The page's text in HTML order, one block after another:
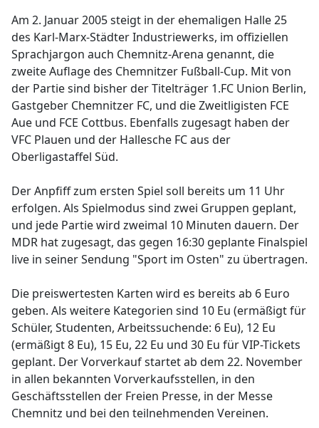
Am 2. Januar 2005 steigt in der ehemaligen Halle 25
des Karl-Marx-Städter Industriewerks, im offiziellen
Sprachjargon auch Chemnitz-Arena genannt, die
zweite Auflage des Chemnitzer Fußball-Cup. Mit von
der Partie sind bisher der Titelträger 1.FC Union Berlin,
Gastgeber Chemnitzer FC, und die Zweitligisten FCE
Aue und FCE Cottbus. Ebenfalls zugesagt haben der
VFC Plauen und der Hallesche FC aus der
Oberligastaffel Süd.
Der Anpfiff zum ersten Spiel soll bereits um 11 Uhr
erfolgen. Als Spielmodus sind zwei Gruppen geplant,
und jede Partie wird zweimal 10 Minuten dauern. Der
MDR hat zugesagt, das gegen 16:30 geplante Finalspiel
live in seiner Sendung "Sport im Osten" zu übertragen.
Die preiswertesten Karten wird es bereits ab 6 Euro
geben. Als weitere Kategorien sind 10 Eu (ermäßigt für
Schüler, Studenten, Arbeitssuchende: 6 Eu), 12 Eu
(ermäßigt 8 Eu), 15 Eu, 22 Eu und 30 Eu für VIP-Tickets
geplant. Der Vorverkauf startet ab dem 22. November
in allen bekannten Vorverkaufsstellen, in den
Geschäftsstellen der Freien Presse, in der Messe
Chemnitz und bei den teilnehmenden Vereinen.